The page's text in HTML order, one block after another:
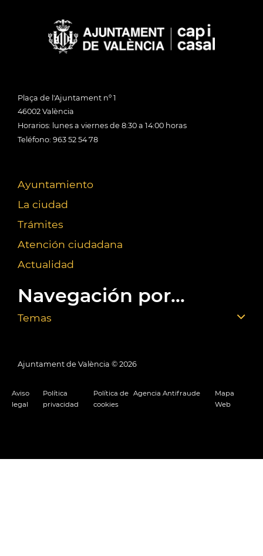
Plaça de l'Ajuntament nº 1
46002 València
Horarios: lunes a viernes de 8:30 a 14:00 horas
Teléfono: 963 52 54 78
Ayuntamiento
La ciudad
Trámites
Atención ciudadana
Actualidad
Navegación por...
Temas
Ajuntament de València © 2026
Aviso
legal
Política
privacidad
Política de
cookies
Agencia Antifraude
Mapa
Web